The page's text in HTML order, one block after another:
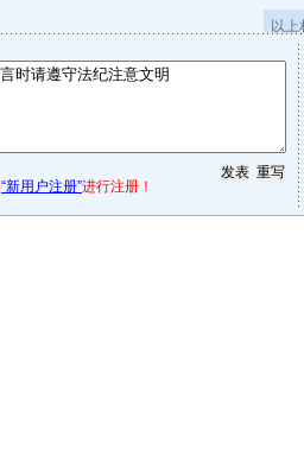
以
“新用户注册”进行注册！